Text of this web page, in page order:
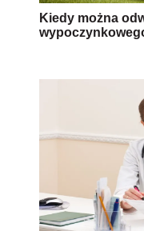
Kiedy można